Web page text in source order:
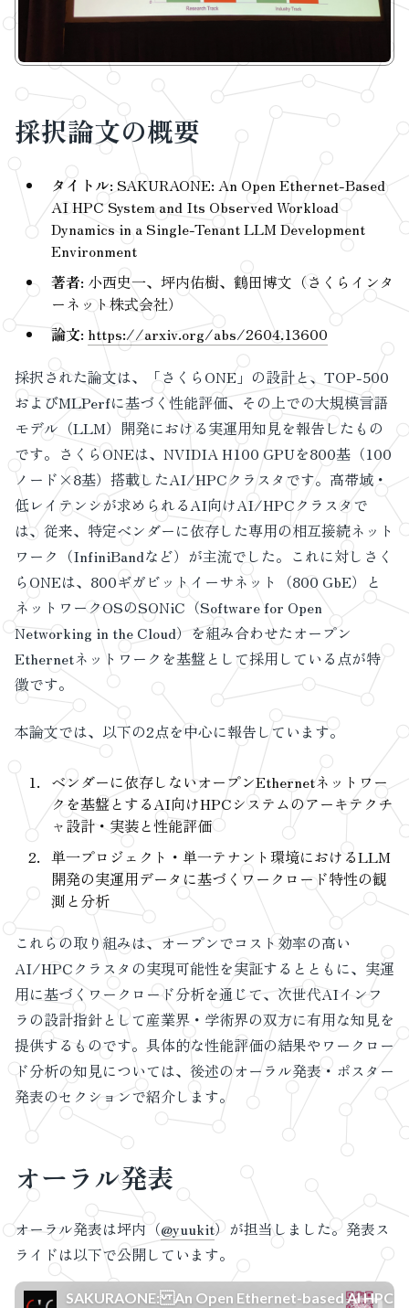
採択論文の概要
タイトル: SAKURAONE: An Open Ethernet-Based
AI HPC System and Its Observed Workload
Dynamics in a Single-Tenant LLM Development
Environment
著者: 小西史一、坪内佑樹、鶴田博文（さくらインタ
ーネット株式会社）
論文: https://arxiv.org/abs/2604.13600
採択された論文は、「さくらONE」の設計と、TOP-500
およびMLPerfに基づく性能評価、その上での大規模言語
モデル（LLM）開発における実運用知見を報告したもの
です。さくらONEは、NVIDIA H100 GPUを800基（100
ノード×8基）搭載したAI/HPCクラスタです。高帯域・
低レイテンシが求められるAI向けAI/HPCクラスタで
は、従来、特定ベンダーに依存した専用の相互接続ネット
ワーク（InfiniBandなど）が主流でした。これに対しさく
らONEは、800ギガビットイーサネット（800 GbE）と
ネットワークOSのSONiC（Software for Open
Networking in the Cloud）を組み合わせたオープン
Ethernetネットワークを基盤として採用している点が特
徴です。
本論文では、以下の2点を中心に報告しています。
ベンダーに依存しないオープンEthernetネットワー
クを基盤とするAI向けHPCシステムのアーキテクチ
ャ設計・実装と性能評価
単一プロジェクト・単一テナント環境におけるLLM
開発の実運用データに基づくワークロード特性の観
測と分析
これらの取り組みは、オープンでコスト効率の高い
AI/HPCクラスタの実現可能性を実証するとともに、実運
用に基づくワークロード分析を通じて、次世代AIインフ
ラの設計指針として産業界・学術界の双方に有用な知見を
提供するものです。具体的な性能評価の結果やワークロー
ド分析の知見については、後述のオーラル発表・ポスター
発表のセクションで紹介します。
オーラル発表
オーラル発表は坪内（@yuukit）が担当しました。発表ス
ライドは以下で公開しています。